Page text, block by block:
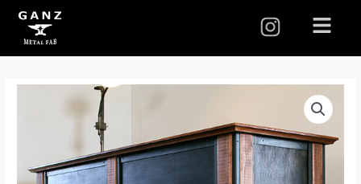
I
n
s
t
g
r
a
メ
ニ
ュ